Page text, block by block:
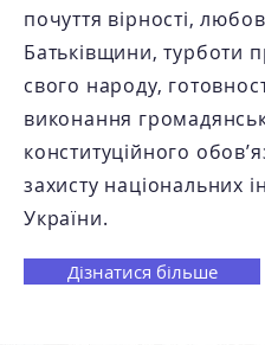
почуття вірності,
Батьківщини, турботи
свого народу,
виконання
конституційного
захисту національних
України.
Дізнатися більше